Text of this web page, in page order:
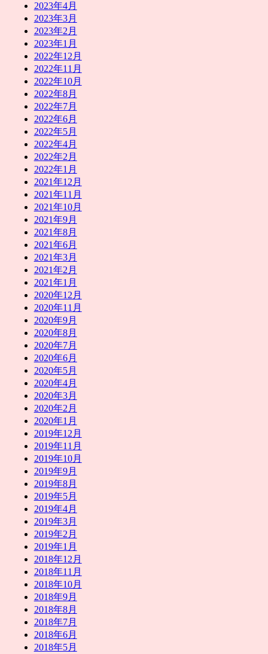
2023年4月
2023年3月
2023年2月
2023年1月
2022年12月
2022年11月
2022年10月
2022年8月
2022年7月
2022年6月
2022年5月
2022年4月
2022年2月
2022年1月
2021年12月
2021年11月
2021年10月
2021年9月
2021年8月
2021年6月
2021年3月
2021年2月
2021年1月
2020年12月
2020年11月
2020年9月
2020年8月
2020年7月
2020年6月
2020年5月
2020年4月
2020年3月
2020年2月
2020年1月
2019年12月
2019年11月
2019年10月
2019年9月
2019年8月
2019年5月
2019年4月
2019年3月
2019年2月
2019年1月
2018年12月
2018年11月
2018年10月
2018年9月
2018年8月
2018年7月
2018年6月
2018年5月